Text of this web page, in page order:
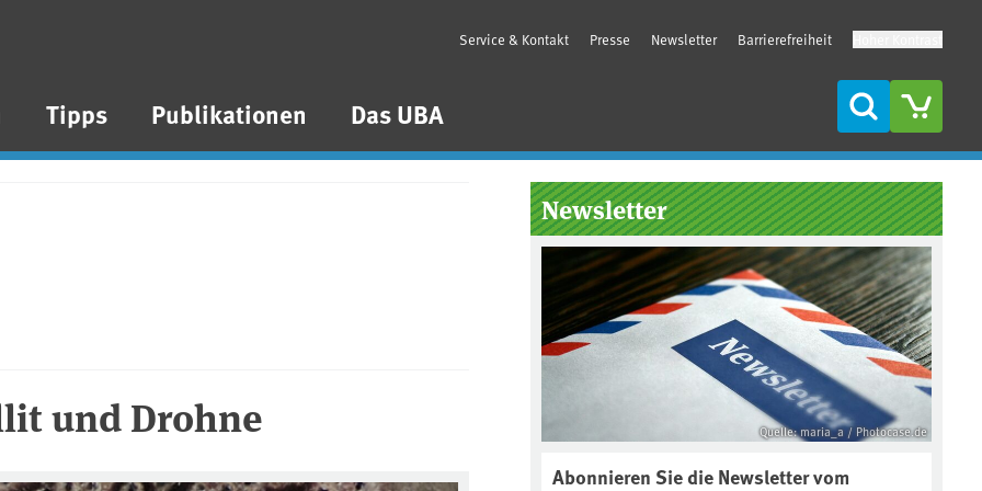
Tipps Publikationen Das UBA
Service & Kontakt Presse Newsletter Barrierefreiheit
Suche
und Drohne
Seitenleiste
Newsletter
Quelle: maria_a / Photocase.de
Abonnieren Sie die Newsletter vom